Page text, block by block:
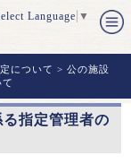
Language ▼
について > 公の施設
指定管理者の